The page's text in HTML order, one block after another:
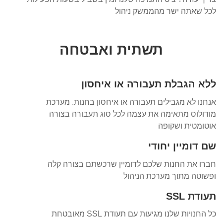
לכל שאתה ישר מהממשק ניהול
תשתית ואבטחה
ללא הגבלת תעבורה או איחסון
אנחנו לא מגבילים תעבורה או איחסון בחנות. מערכת
מודולוס מתאימה את עצמה לכל סוג תעבורה בצורה
אוטומטית ושקופה
שם דומיין יחודי
חברו את החנות שלכם לדומיין שרכשתם בצורה קלה
ופשוטה מתוך מערכת הניהול
תעודת SSL
כל החנויות שלנו מגיעות עם תעודת SSL מאובטחת